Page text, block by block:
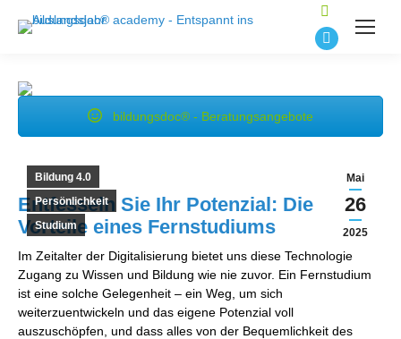
Suchen:
E-
Seite
in
neuen
Fenster
geöffnet
bildungsdoc® - Beratungsangebote
Mai
26
2025
Bildung 4.0
Persönlichkeit
Studium
Entfesseln Sie Ihr Potenzial: Die
Vorteile eines Fernstudiums
Im Zeitalter der Digitalisierung bietet uns diese Technologie
Zugang zu Wissen und Bildung wie nie zuvor. Ein Fernstudium
ist eine solche Gelegenheit – ein Weg, um sich
weiterzuentwickeln und das eigene Potenzial voll
auszuschöpfen, und dass alles von der Bequemlichkeit des